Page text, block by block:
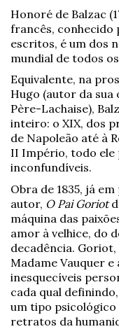
Honoré de Balzac
francês, conhecido
escritos, é um dos
mundial de todos
Equivalente, na
Hugo (autor da
Père-Lachaise),
inteiro: o XIX, dos
de Napoleão até à
II Império, todo ele
inconfundíveis.
Obra de 1835, já
autor, O Pai Goriot
máquina das
amor à velhice, do
decadência. Goriot,
Madame Vauquer e
inesquecíveis
cada qual
um tipo
retratos da